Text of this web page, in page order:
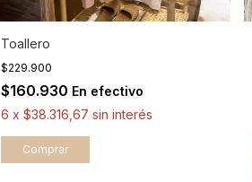
Toallero
$229.900
$160.930 En efectivo
6 x $38.316,67 sin interés